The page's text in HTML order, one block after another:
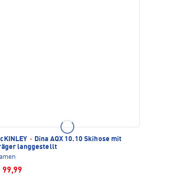
·
Dina AQX 10.10 Skihose mit
langgestellt
99,99